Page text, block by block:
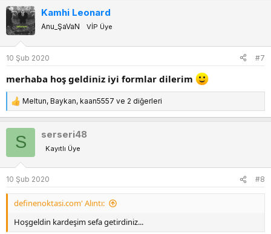
p
k
i
l
e
r
Kamhi Leonard
Anu_ŞaVaN VİP Üye
10 Şub 2020 #7
merhaba hoş geldiniz iyi formlar dilerim
T
e
p
l
e
r
:
Meltun, Baykan, kaan5557 ve 2 diğerleri
S serseri48
Kayıtlı Üye
10 Şub 2020 #8
definenoktasi.com' Alıntı:
Hoşgeldin kardeşim sefa getirdiniz...